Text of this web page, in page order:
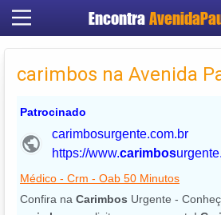
Encontra
Cadastrar
Criar
carimbos na Avenida